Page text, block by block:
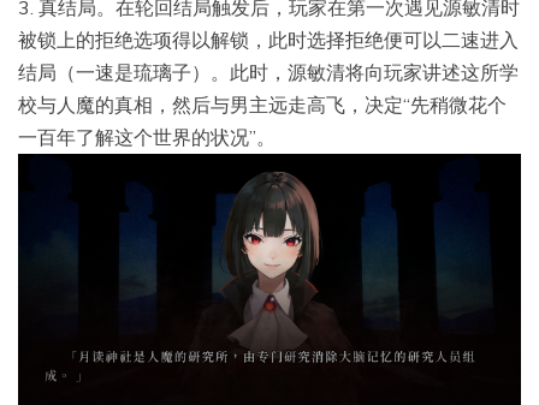
3. 真结局。在轮回结局触发后，玩家在第一次遇见源敏清时
被锁上的拒绝选项得以解锁，此时选择拒绝便可以二速进入
结局（一速是琉璃子）。此时，源敏清将向玩家讲述这所学
校与人魔的真相，然后与男主远走高飞，决定“先稍微花个
一百年了解这个世界的状况”。